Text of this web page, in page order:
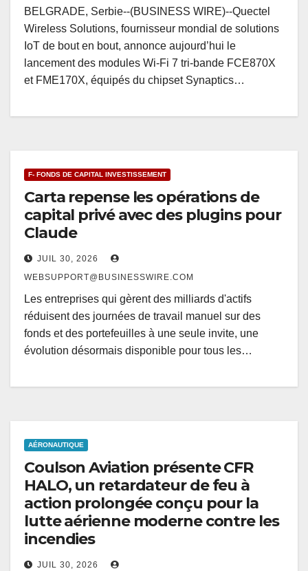
BELGRADE, Serbie--(BUSINESS WIRE)--Quectel
Wireless Solutions, fournisseur mondial de solutions
IoT de bout en bout, annonce aujourd’hui le
lancement des modules Wi-Fi 7 tri-bande FCE870X
et FME170X, équipés du chipset Synaptics…
F- FONDS DE CAPITAL INVESTISSEMENT
Carta repense les opérations de
capital privé avec des plugins pour
Claude
JUIL 30, 2026
WEBSUPPORT@BUSINESSWIRE.COM
Les entreprises qui gèrent des milliards d'actifs
réduisent des journées de travail manuel sur des
fonds et des portefeuilles à une seule invite, une
évolution désormais disponible pour tous les…
AÉRONAUTIQUE
Coulson Aviation présente CFR
HALO, un retardateur de feu à
action prolongée conçu pour la
lutte aérienne moderne contre les
incendies
JUIL 30, 2026